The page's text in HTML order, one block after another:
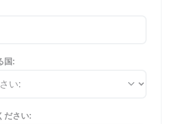
国:
ださい: